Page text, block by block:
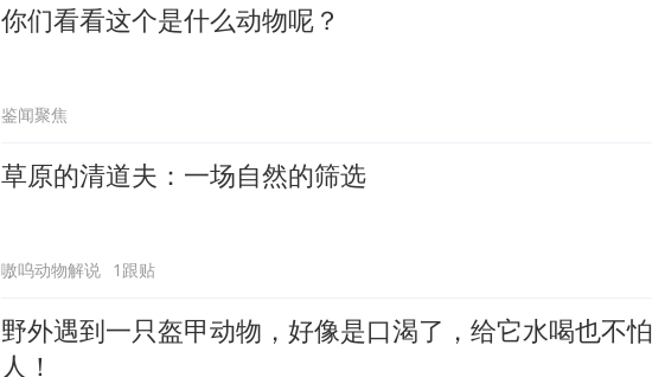
你们看看这个是什么动物呢？
鉴闻聚焦
草原的清道夫：一场自然的筛选
嗷呜动物解说 1跟贴
野外遇到一只盔甲动物，好像是口渴了，给它水喝也不怕
人！